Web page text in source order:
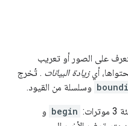
على الصور أو تعريب
أيزيادة البيانات . تُخرج
وسلسلة من القيود.
begin و